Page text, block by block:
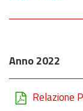
Anno 2022
Relazione